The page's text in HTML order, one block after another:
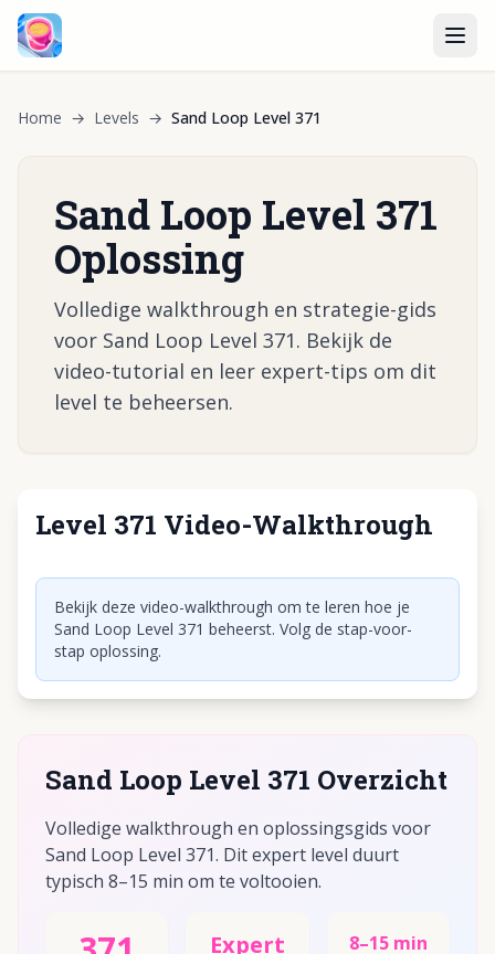
Home → Levels → Sand Loop Level 371
Sand Loop Level 371
Oplossing
Volledige walkthrough en strategie-gids
voor Sand Loop Level 371. Bekijk de
video-tutorial en leer expert-tips om dit
level te beheersen.
Level 371 Video-Walkthrough
Klik om video af te spelen
Bekijk deze video-walkthrough om te leren hoe je
Sand Loop Level 371 beheerst. Volg de stap-voor-
stap oplossing.
Sand Loop Level 371 Overzicht
Volledige walkthrough en oplossingsgids voor
Sand Loop Level 371. Dit expert level duurt
typisch 8–15 min om te voltooien.
Expert 8–15 min